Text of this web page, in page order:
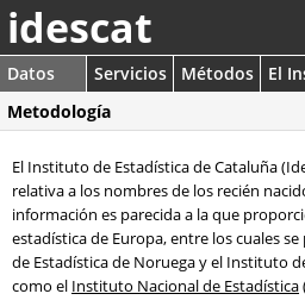
idescat
Datos Servicios Métodos
El
Metodología
El Instituto de Estadística de Cataluña
relativa a los nombres de los recién
información es parecida a la que
estadística de Europa, entre los cuales
de Estadística de Noruega y el Instituto
como el Instituto Nacional de Estadística